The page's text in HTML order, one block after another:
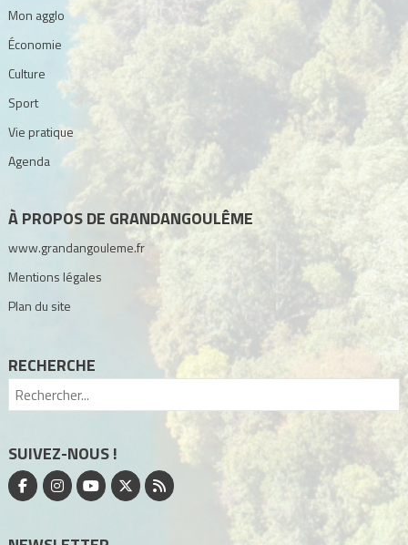
Mon agglo
Économie
Culture
Sport
Vie pratique
Agenda
À PROPOS DE GRANDANGOULÊME
www.grandangouleme.fr
Mentions légales
Plan du site
RECHERCHE
SUIVEZ-NOUS !